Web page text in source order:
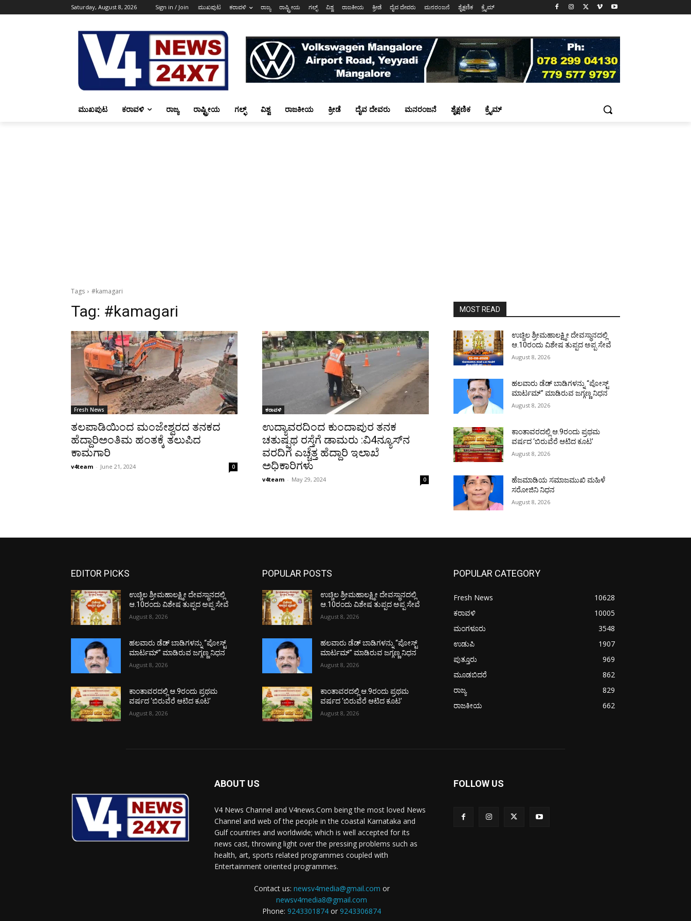
Saturday, August 8, 2026 Sign in / Join ಮುಖಪುಟ ಕರಾವಳಿ ರಾಜ್ಯ ರಾಷ್ಟ್ರೀಯ ಗಲ್ಫ್ ವಿಶ್ವ ರಾಜಕೀಯ ಕ್ರೀಡೆ ದೈವ ದೇವರು ಮನರಂಜನೆ ಶೈಕ್ಷಣಿಕ ಕ್ರೈಮ್
ಮುಖಪುಟ ಕರಾವಳಿ ರಾಜ್ಯ ರಾಷ್ಟ್ರೀಯ ಗಲ್ಫ್ ವಿಶ್ವ ರಾಜಕೀಯ ಕ್ರೀಡೆ ದೈವ ದೇವರು ಮನರಂಜನೆ ಶೈಕ್ಷಣಿಕ ಕ್ರೈಮ್
Tags #kamagari
Tag: #kamagari
Fresh News
ತಲಪಾಡಿಯಿಂದ ಮಂಜೇಶ್ವರದ ತನಕದ
ಹೆದ್ದಾರಿಅಂತಿಮ ಹಂತಕ್ಕೆ ತಲುಪಿದ
ಕಾಮಗಾರಿ
v4team - June 21, 2024 0
ಕರಾವಳಿ
ಉದ್ಯಾವರದಿಂದ ಕುಂದಾಪುರ ತನಕ
ಚತುಷ್ಪಥ ರಸ್ತೆಗೆ ಡಾಮರು :ವಿ4ನ್ಯೂಸ್‌ನ
ವರದಿಗೆ ಎಚ್ಚೆತ್ತ ಹೆದ್ದಾರಿ ಇಲಾಖೆ
ಅಧಿಕಾರಿಗಳು
v4team - May 29, 2024 0
MOST READ
ಉಚ್ಚಿಲ ಶ್ರೀಮಹಾಲಕ್ಷ್ಮೀ ದೇವಸ್ಥಾನದಲ್ಲಿ
ಆ.10ರಂದು ವಿಶೇಷ ತುಪ್ಪದ ಅಪ್ಪ ಸೇವೆ
August 8, 2026
ಹಲವಾರು ಡೆಡ್ ಬಾಡಿಗಳನ್ನು “ಪೋಸ್ಟ್
ಮಾರ್ಟಮ್” ಮಾಡಿರುವ ಜಗ್ಗಣ್ಣ ನಿಧನ
August 8, 2026
ಕಾಂತಾವರದಲ್ಲಿ ಆ.9ರಂದು ಪ್ರಥಮ
ವರ್ಷದ ‘ಬಿರುವೆರೆ ಆಟಿದ ಕೂಟ’
August 8, 2026
ಹೆಜಮಾಡಿಯ ಸಮಾಜಮುಖಿ ಮಹಿಳೆ
ಸರೋಜಿನಿ ನಿಧನ
August 8, 2026
EDITOR PICKS
ಉಚ್ಚಿಲ ಶ್ರೀಮಹಾಲಕ್ಷ್ಮೀ ದೇವಸ್ಥಾನದಲ್ಲಿ
ಆ.10ರಂದು ವಿಶೇಷ ತುಪ್ಪದ ಅಪ್ಪ ಸೇವೆ
August 8, 2026
ಹಲವಾರು ಡೆಡ್ ಬಾಡಿಗಳನ್ನು “ಪೋಸ್ಟ್
ಮಾರ್ಟಮ್” ಮಾಡಿರುವ ಜಗ್ಗಣ್ಣ ನಿಧನ
August 8, 2026
ಕಾಂತಾವರದಲ್ಲಿ ಆ.9ರಂದು ಪ್ರಥಮ
ವರ್ಷದ ‘ಬಿರುವೆರೆ ಆಟಿದ ಕೂಟ’
August 8, 2026
POPULAR POSTS
ಉಚ್ಚಿಲ ಶ್ರೀಮಹಾಲಕ್ಷ್ಮೀ ದೇವಸ್ಥಾನದಲ್ಲಿ
ಆ.10ರಂದು ವಿಶೇಷ ತುಪ್ಪದ ಅಪ್ಪ ಸೇವೆ
August 8, 2026
ಹಲವಾರು ಡೆಡ್ ಬಾಡಿಗಳನ್ನು “ಪೋಸ್ಟ್
ಮಾರ್ಟಮ್” ಮಾಡಿರುವ ಜಗ್ಗಣ್ಣ ನಿಧನ
August 8, 2026
ಕಾಂತಾವರದಲ್ಲಿ ಆ.9ರಂದು ಪ್ರಥಮ
ವರ್ಷದ ‘ಬಿರುವೆರೆ ಆಟಿದ ಕೂಟ’
August 8, 2026
POPULAR CATEGORY
Fresh News
10628
ಕರಾವಳಿ
10005
ಮಂಗಳೂರು
3548
ಉಡುಪಿ
1907
ಪುತ್ತೂರು
969
ಮೂಡಬಿದರೆ
862
ರಾಜ್ಯ
829
ರಾಜಕೀಯ
662
ABOUT US
V4 News Channel and V4news.Com being the most loved News
Channel and web of the people in the coastal Karnataka and
Gulf countries and worldwide; which is well accepted for its
news cast, throwing light over the pressing problems such as
health, art, sports related programmes coupled with
Entertainment oriented programmes.
Contact us: newsv4media@gmail.com or
newsv4media8@gmail.com
Phone: 9243301874 or 9243306874
FOLLOW US